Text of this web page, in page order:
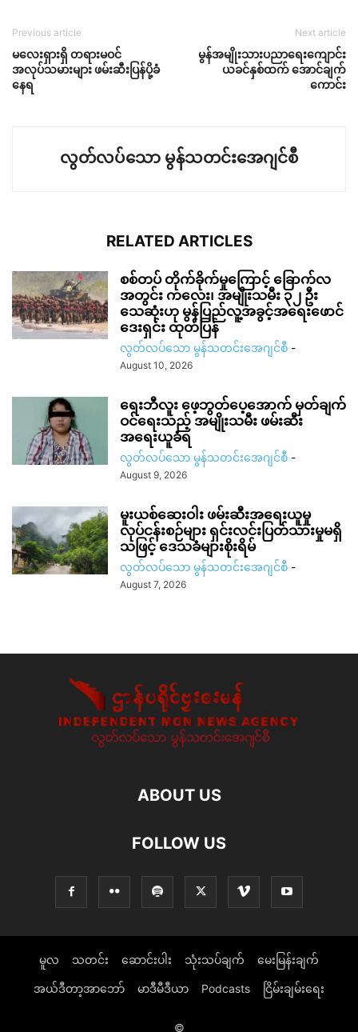
Previous article
မလေးရှားရှိ တရားမဝင်
အလုပ်သမားများ ဖမ်းဆီးပြန်ပို့ခံ
နေရ
Next article
မွန်အမျိုးသားပညာရေးကျောင်း
ယခင်နှစ်ထက် အောင်ချက်
ကောင်း
လွတ်လပ်သော မွန်သတင်းအေဂျင်စီ
RELATED ARTICLES
စစ်တပ် တိုက်ခိုက်မှုကြောင့် ခြောက်လ
အတွင်း ကလေး၊ အမျိုးသမီး ၃၂ ဦး
သေဆုံးဟု မွန်ပြည်လူ့အခွင့်အရေးဖောင်
ဒေးရှင်း ထုတ်ပြန်
လွတ်လပ်သော မွန်သတင်းအေဂျင်စီ -
August 10, 2026
ရေးဘီလူး ဖေ့ဘွတ်ပေ့အောက် မှတ်ချက်
ဝင်ရေးသည့် အမျိုးသမီး ဖမ်းဆီး
အရေးယူခံရ
လွတ်လပ်သော မွန်သတင်းအေဂျင်စီ -
August 9, 2026
မူးယစ်ဆေးဝါး ဖမ်းဆီးအရေးယူမှု
လုပ်ငန်းစဉ်များ ရှင်းလင်းပြတ်သားမှုမရှိ
သဖြင့် ဒေသခံများစိုးရိမ်
လွတ်လပ်သော မွန်သတင်းအေဂျင်စီ -
August 7, 2026
ABOUT US
FOLLOW US
မူလ သတင်း ဆောင်းပါး သုံးသပ်ချက် မေးမြန်းချက်
အယ်ဒီတာ့အာဘော် မာဒီမီဒီယာ Podcasts ငြိမ်းချမ်းရေး
©